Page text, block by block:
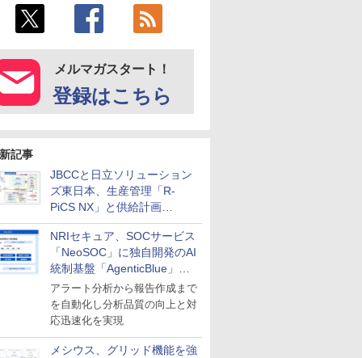
メルマガスタート！
登録はこちら
記事
JBCCと日立ソリューション
ズ東日本、生産管理「R-
PiCS NX」と供給計画
「scSQUARE ISP」の連携サ
ービスを提供開始
NRIセキュア、SOCサービス
「NeoSOC」に独自開発のAI
統制基盤「AgenticBlue」を
導入
アラート分析から報告作成まで
を自動化し分析品質の向上と対
応迅速化を実現
メシウス、グリッド機能を強